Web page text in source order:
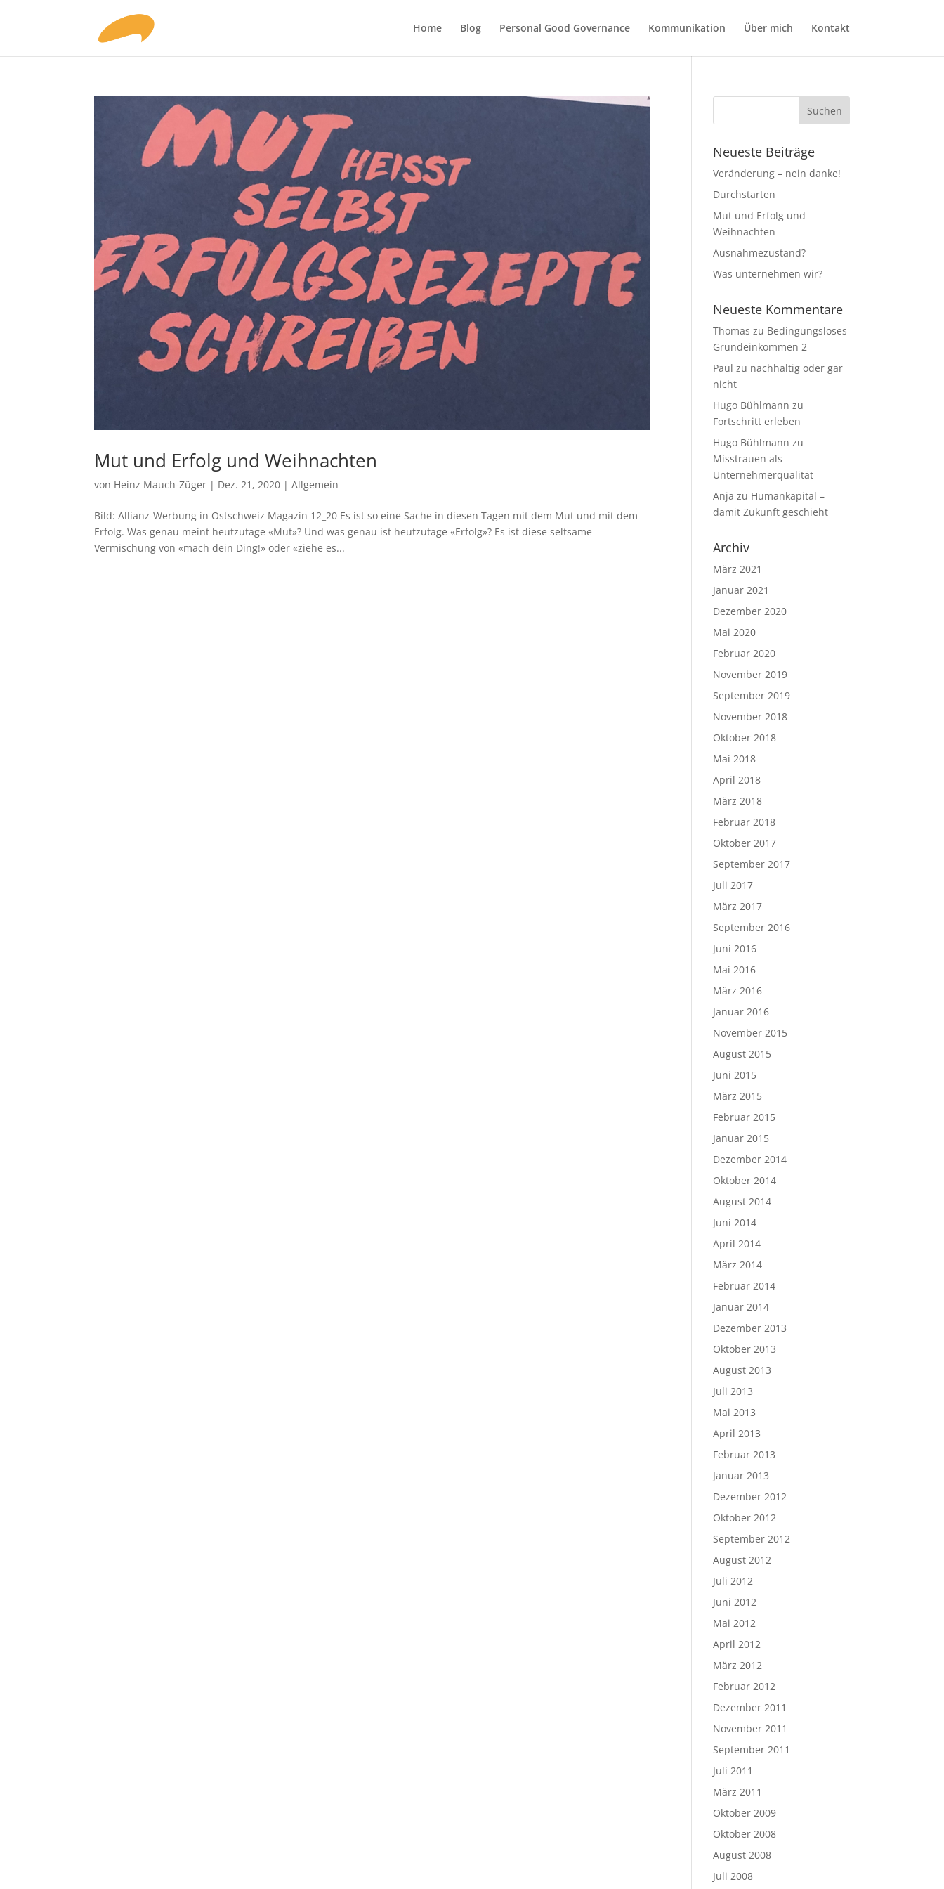
Home Blog Personal Good Governance Kommunikation Über mich Kontakt
Mut und Erfolg und Weihnachten
von Heinz Mauch-Züger | Dez. 21, 2020 |Allgemein
Bild: Allianz-Werbung in Ostschweiz Magazin 12_20 Es ist so eine Sache in diesen Tagen mit dem Mut und mit dem
Erfolg. Was genau meint heutzutage «Mut»? Und was genau ist heutzutage «Erfolg»? Es ist diese seltsame
Vermischung von «mach dein Ding!» oder «ziehe es...
Neueste Beiträge
Veränderung – nein danke!
Durchstarten
Mut und Erfolg und
Weihnachten
Ausnahmezustand?
Was unternehmen wir?
Neueste Kommentare
Thomas zu Bedingungsloses
Grundeinkommen 2
Paul zu nachhaltig oder gar
nicht
Hugo Bühlmann zu
Fortschritt erleben
Hugo Bühlmann zu
Misstrauen als
Unternehmerqualität
Anja zu Humankapital –
damit Zukunft geschieht
Archiv
März 2021
Januar 2021
Dezember 2020
Mai 2020
Februar 2020
November 2019
September 2019
November 2018
Oktober 2018
Mai 2018
April 2018
März 2018
Februar 2018
Oktober 2017
September 2017
Juli 2017
März 2017
September 2016
Juni 2016
Mai 2016
März 2016
Januar 2016
November 2015
August 2015
Juni 2015
März 2015
Februar 2015
Januar 2015
Dezember 2014
Oktober 2014
August 2014
Juni 2014
April 2014
März 2014
Februar 2014
Januar 2014
Dezember 2013
Oktober 2013
August 2013
Juli 2013
Mai 2013
April 2013
Februar 2013
Januar 2013
Dezember 2012
Oktober 2012
September 2012
August 2012
Juli 2012
Juni 2012
Mai 2012
April 2012
März 2012
Februar 2012
Dezember 2011
November 2011
September 2011
Juli 2011
März 2011
Oktober 2009
Oktober 2008
August 2008
Juli 2008